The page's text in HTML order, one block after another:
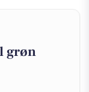
grøn